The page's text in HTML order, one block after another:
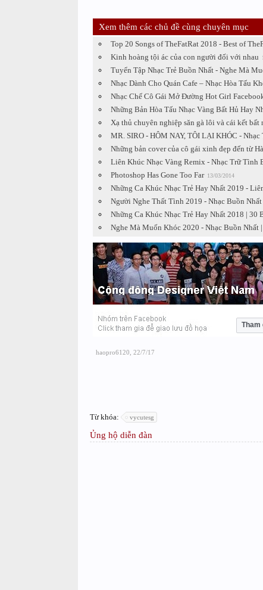
Xem thêm các chủ đề cùng chuyên mục
Top 20 Songs of TheFatRat 2018 - Best of
Kinh hoàng tội ác của con người đối với nhau
Tuyển Tập Nhạc Trẻ Buồn Nhất - Nghe Mà
Nhạc Dành Cho Quán Cafe – Nhạc Hòa Tấu
Nhạc Chế Cô Gái Mở Đường Hot Girl
Những Bản Hòa Tấu Nhạc Vàng Bất Hủ Hay
Xạ thủ chuyên nghiệp săn gà lôi và cái kết bất
MR. SIRO - HÔM NAY, TÔI LẠI KHÓC -
Những bản cover của cô gái xinh đẹp đến từ
Liên Khúc Nhạc Vàng Remix - Nhạc Trữ Tình
Photoshop Has Gone Too Far 13/03/2014
Những Ca Khúc Nhạc Trẻ Hay Nhất 2019 -
Người Nghe Thất Tình 2019 - Nhạc Buồn
Những Ca Khúc Nhạc Trẻ Hay Nhất 2018 |
Nghe Mà Muốn Khóc 2020 - Nhạc Buồn
Tham
haopro6120 22/7/17
Từ khóa: vycutesg
Ủng hộ diễn đàn